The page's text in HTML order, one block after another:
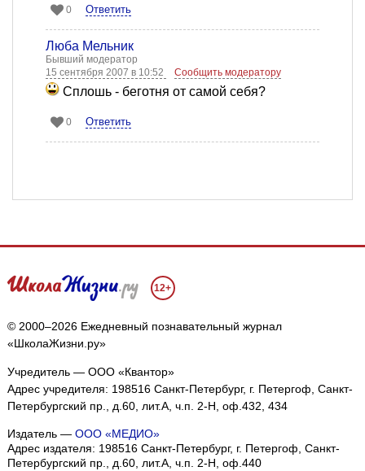
0 Ответить
Люба Мельник
Бывший модератор
15 сентября 2007 в 10:52
Сообщить модератору
Сплошь - беготня от самой себя?
0 Ответить
12+
© 2000–2026 Ежедневный познавательный журнал
«ШколаЖизни.ру»
Учредитель — ООО «Квантор»
Адрес учредителя: 198516 Санкт-Петербург, г. Петергоф, Санкт-
Петербургский пр., д.60, лит.А, ч.п. 2-Н, оф.432, 434
Издатель — ООО «МЕДИО»
Адрес издателя: 198516 Санкт-Петербург, г. Петергоф, Санкт-
Петербургский пр., д.60, лит.А, ч.п. 2-Н, оф.440